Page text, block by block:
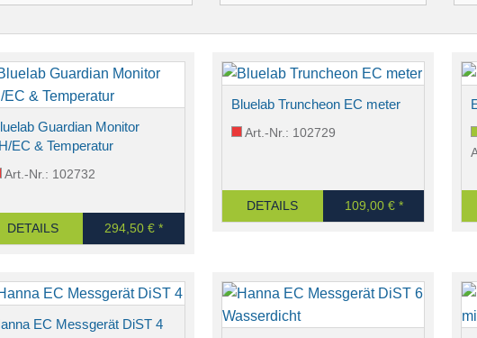
Guardian Monitor
EC & Temperatur
Art.-Nr.: 102732
DETAILS 294,50 € *
Bluelab Truncheon EC meter
Art.-Nr.: 102729
DETAILS 109,00 € *
EC Messgerät DiST 4